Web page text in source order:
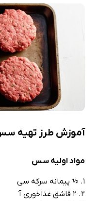
آموزش طرز تهیه
مواد اولیه سس
½ پیمانه سرکه سی
2 قاشق غذاخوری آ